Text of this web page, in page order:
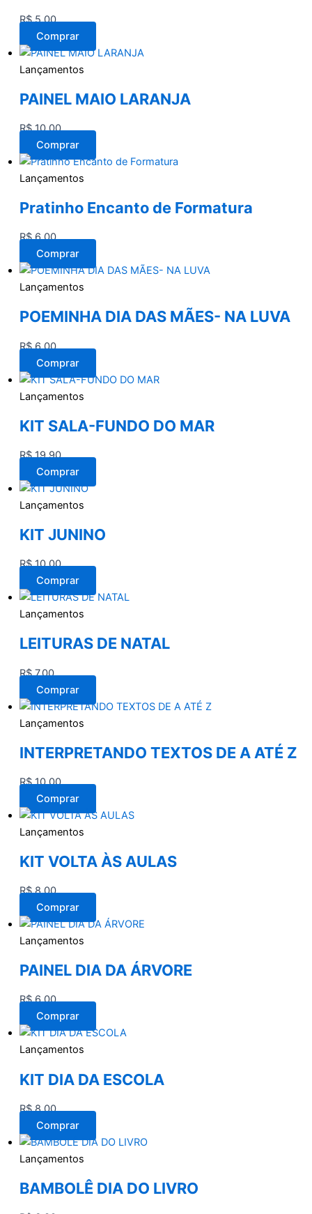
R$5,00
Comprar
Lançamentos
PAINEL MAIO LARANJA
R$10,00
Comprar
Lançamentos
Pratinho Encanto de Formatura
R$6,00
Comprar
Lançamentos
POEMINHA DIA DAS MÃES- NA LUVA
R$6,00
Comprar
Lançamentos
KIT SALA-FUNDO DO MAR
R$19,90
Comprar
Lançamentos
KIT JUNINO
R$10,00
Comprar
Lançamentos
LEITURAS DE NATAL
R$7,00
Comprar
Lançamentos
INTERPRETANDO TEXTOS DE A ATÉ Z
R$10,00
Comprar
Lançamentos
KIT VOLTA ÀS AULAS
R$8,00
Comprar
Lançamentos
PAINEL DIA DA ÁRVORE
R$6,00
Comprar
Lançamentos
KIT DIA DA ESCOLA
R$8,00
Comprar
Lançamentos
BAMBOLÊ DIA DO LIVRO